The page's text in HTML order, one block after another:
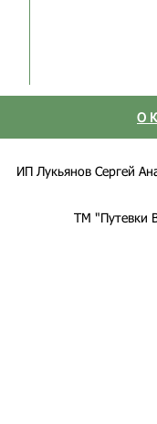
О
ИП Лукьянов Сергей
ТМ "Путевки